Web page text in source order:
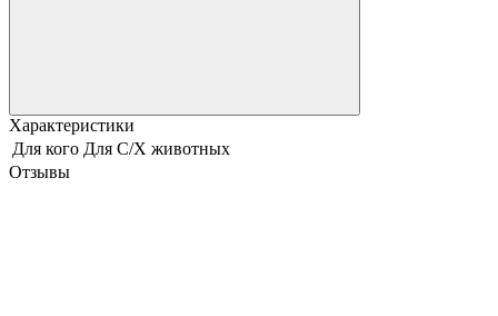
Характеристики
Для кого Для С/Х животных
Отзывы